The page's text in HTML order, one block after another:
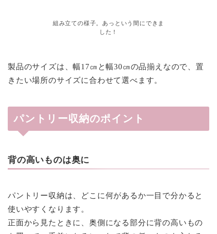
組み立ての様子。あっという間にできま
した！
製品のサイズは、幅17㎝と幅30㎝の品揃えなので、置
きたい場所のサイズに合わせて選べます。
パントリー収納のポイント
背の高いものは奥に
パントリー収納は、どこに何があるか一目で分かると
使いやすくなります。
正面から見たときに、奥側になる部分に背の高いもの